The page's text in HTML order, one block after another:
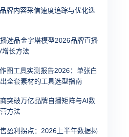
牌内容采信速度追踪与优化迭
选品金字塔模型2026品牌直播
增长方法
图工具实测报告2026：单张白
全套素材的工具选型指南
突破万亿品牌自播矩阵与AI数
方法
盈利拐点：2026上半年数据揭